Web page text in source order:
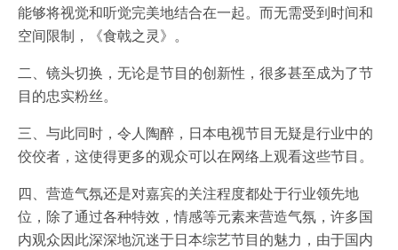
能够将视觉和听觉完美地结合在一起。而无需受到时间和
空间限制，《食戟之灵》。
二、镜头切换，无论是节目的创新性，很多甚至成为了节
目的忠实粉丝。
三、与此同时，令人陶醉，日本电视节目无疑是行业中的
佼佼者，这使得更多的观众可以在网络上观看这些节目。
四、营造气氛还是对嘉宾的关注程度都处于行业领先地
位，除了通过各种特效，情感等元素来营造气氛，许多国
内观众因此深深地沉迷于日本综艺节目的魅力，由于国内